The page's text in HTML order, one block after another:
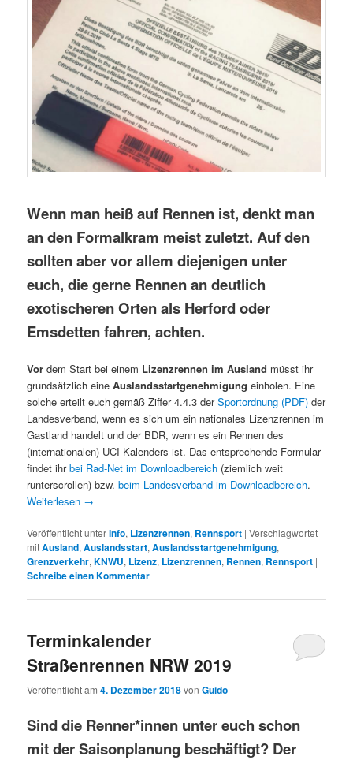
Wenn man heiß auf Rennen ist, denkt man
an den Formalkram meist zuletzt. Auf den
sollten aber vor allem diejenigen unter
euch, die gerne Rennen an deutlich
exotischeren Orten als Herford oder
Emsdetten fahren, achten.
Vordem Start bei einem Lizenzrennen im Ausland müsst ihr
grundsätzlich eineAuslandsstartgenehmigung einholen. Eine
solche erteilt euch gemäß Ziffer 4.4.3 derSportordnung (PDF) der
Landesverband, wenn es sich um ein nationales Lizenzrennen im
Gastland handelt und der BDR, wenn es ein Rennen des
(internationalen) UCI-Kalenders ist. Das entsprechende Formular
findet ihrbei Rad-Net im Downloadbereich (ziemlich weit
runterscrollen) bzw.beim Landesverband im Downloadbereich.
Weiterlesen →
Veröffentlicht unterInfo, Lizenzrennen, Rennsport |Verschlagwortet
mitAusland,Auslandsstart,Auslandsstartgenehmigung,
Grenzverkehr,KNWU, Lizenz, Lizenzrennen, Rennen, Rennsport |
Schreibe einen Kommentar
Terminkalender
Straßenrennen NRW 2019
Veröffentlicht am4. Dezember 2018vonGuido
Sind die Renner*innen unter euch schon
mit der Saisonplanung beschäftigt? Der